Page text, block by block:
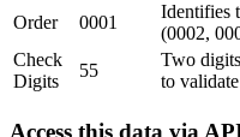
Order
0001
Identifies
(0002,
Check
Digits
55
Two
to
Access this data via